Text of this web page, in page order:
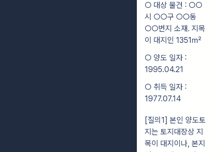
○ 대상 물건 : ○○
시 ○○구 ○○동
○○번지 소재. 지목
이 대지인 1351㎡
○ 양도 일자 :
1995.04.21
○ 취득 일자 :
1977.07.14
[질의1] 본인 양도토
지는 토지대장상 지
목이 대지이나, 본지